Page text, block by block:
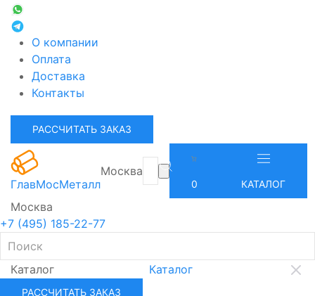
О компании
Оплата
Доставка
Контакты
РАССЧИТАТЬ ЗАКАЗ
ГлавМосМеталл
Москва
0 КАТАЛОГ
Москва
+7 (495) 185-22-77
Каталог Каталог
РАССЧИТАТЬ ЗАКАЗ